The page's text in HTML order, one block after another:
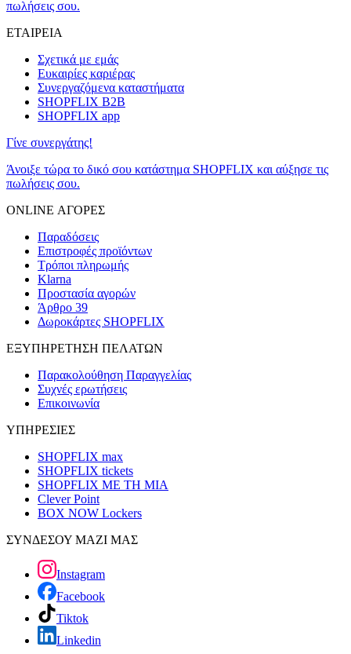
πωλήσεις σου.
ΕΤΑΙΡΕΙΑ
Σχετικά με εμάς
Ευκαιρίες καριέρας
Συνεργαζόμενα καταστήματα
SHOPFLIX B2B
SHOPFLIX app
Γίνε συνεργάτης!
Άνοιξε τώρα το δικό σου κατάστημα SHOPFLIX και αύξησε τις
πωλήσεις σου.
ONLINE ΑΓΟΡΕΣ
Παραδόσεις
Επιστροφές προϊόντων
Τρόποι πληρωμής
Klarna
Προστασία αγορών
Άρθρο 39
Δωροκάρτες SHOPFLIX
ΕΞΥΠΗΡΕΤΗΣΗ ΠΕΛΑΤΩΝ
Παρακολούθηση Παραγγελίας
Συχνές ερωτήσεις
Επικοινωνία
ΥΠΗΡΕΣΙΕΣ
SHOPFLIX max
SHOPFLIX tickets
SHOPFLIX ΜΕ ΤΗ ΜΙΑ
Clever Point
BOX NOW Lockers
ΣΥΝΔΕΣΟΥ ΜΑΖΙ ΜΑΣ
Instagram
Facebook
Tiktok
Linkedin